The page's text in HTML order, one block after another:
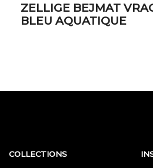
ZELLIGE BEJMAT
BLEU AQUATIQUE
COLLECTIONS